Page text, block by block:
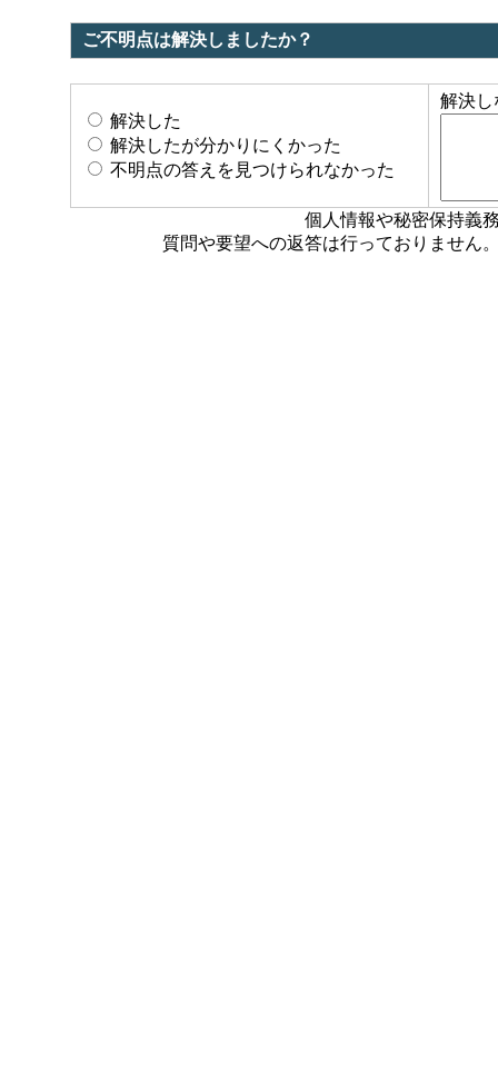
ご不明点は解決しましたか？
解決した
解決したが分かりにくかった
不明点の答えを見つけられなかった
解決し
個人情報や秘密保持義
質問や要望への返答は行っておりません